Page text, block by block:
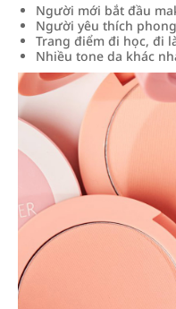
Người mới bắt đầu
Người yêu thích
Trang điểm đi học, đi
Nhiều tone da khác